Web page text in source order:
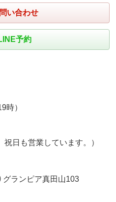
い合わせ
予約
時）
日も営業しています。）
グランピア真田山103